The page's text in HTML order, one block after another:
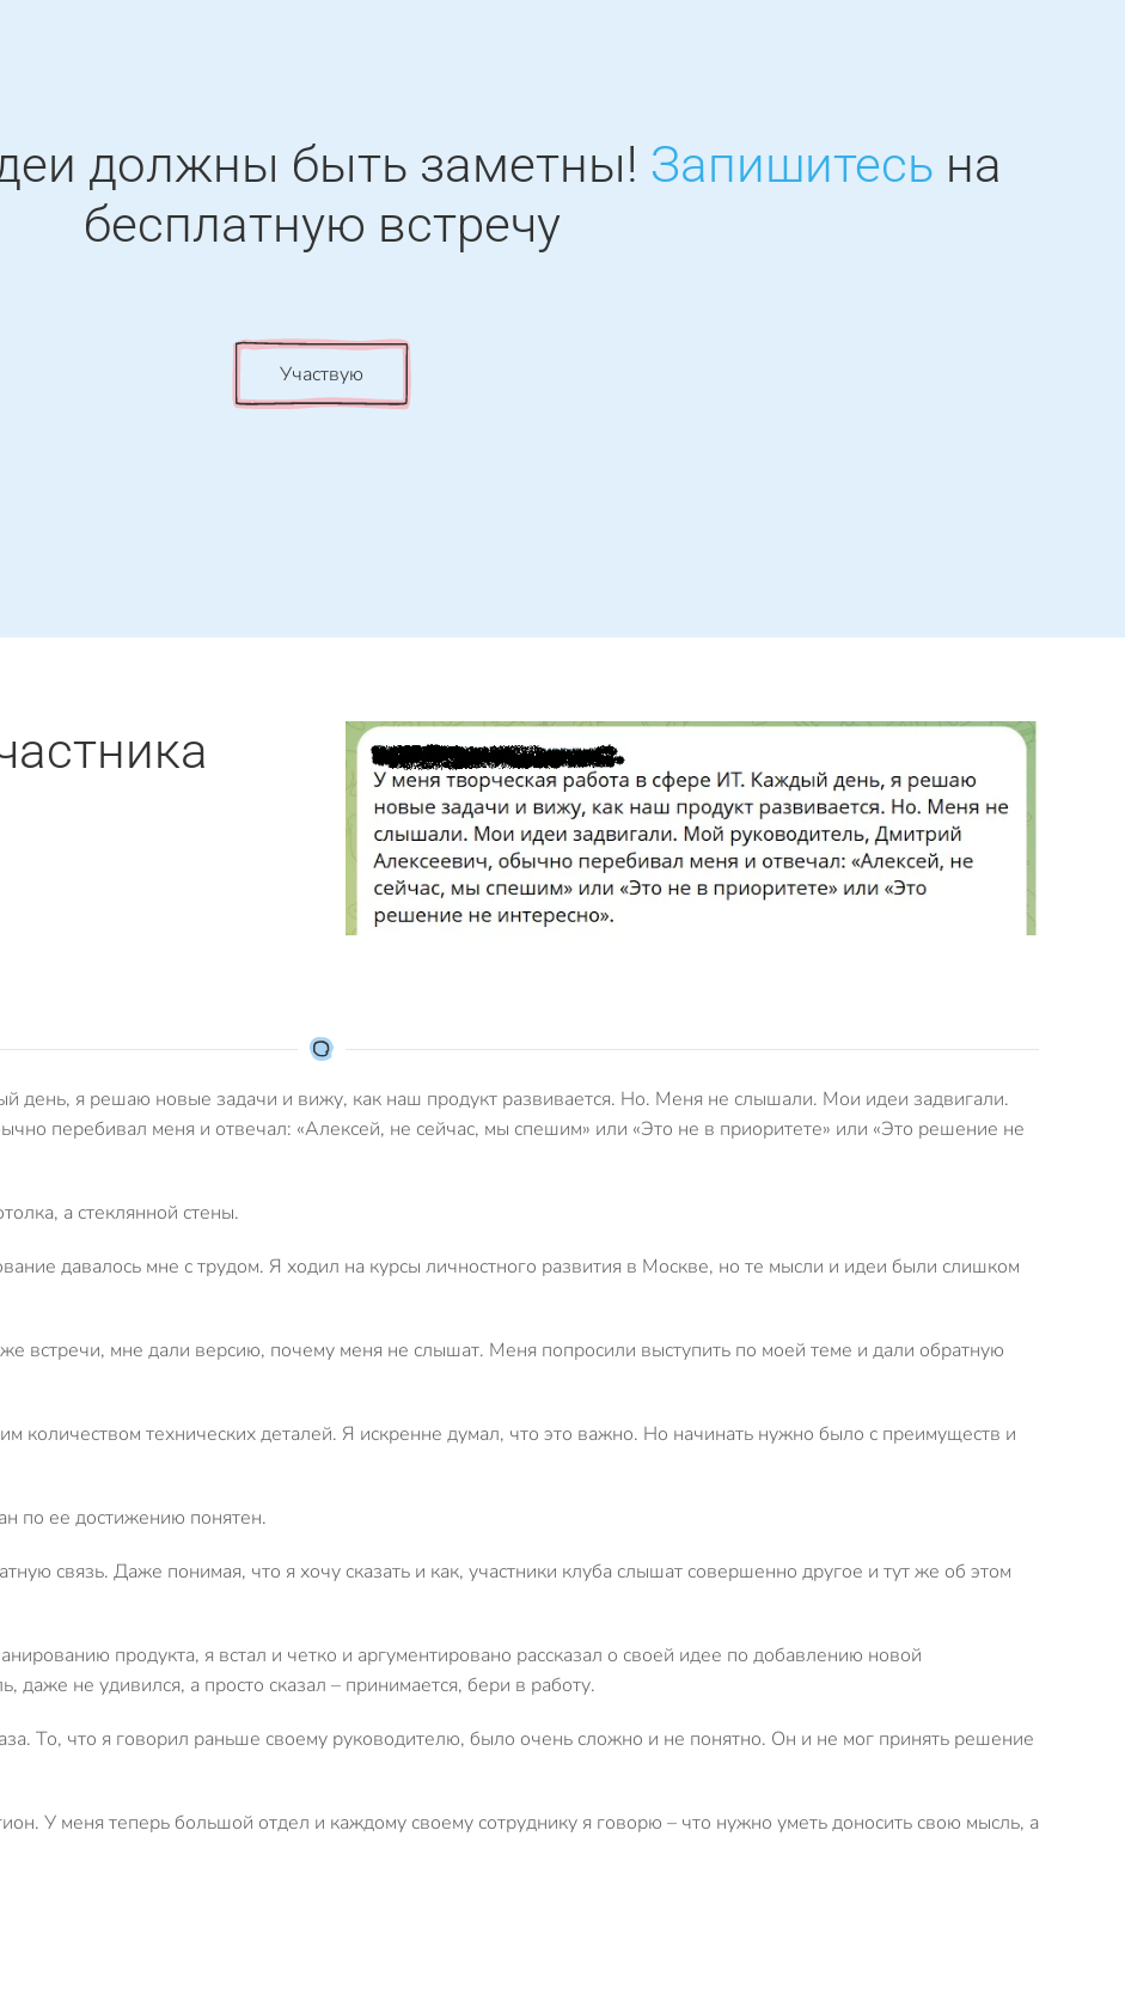
должны быть заметны! Запишитесь на
бесплатную встречу
Участвую
день, я решаю новые задачи и вижу, как наш продукт развивается. Но. Меня не слышали. Мои идеи задвигали.
перебивал меня и отвечал: «Алексей, не сейчас, мы спешим» или «Это не в приоритете» или «Это решение не
а стеклянной стены.
давалось мне с трудом. Я ходил на курсы личностного развития в Москве, но те мысли и идеи были слишком
встречи, мне дали версию, почему меня не слышат. Меня попросили выступить по моей теме и дали обратную
количеством технических деталей. Я искренне думал, что это важно. Но начинать нужно было с преимуществ и
по ее достижению понятен.
связь. Даже понимая, что я хочу сказать и как, участники клуба слышат совершенно другое и тут же об этом
продукта, я встал и четко и аргументировано рассказал о своей идее по добавлению новой
не удивился, а просто сказал – принимается, бери в работу.
То, что я говорил раньше своему руководителю, было очень сложно и не понятно. Он и не мог принять решение
У меня теперь большой отдел и каждому своему сотруднику я говорю – что нужно уметь доносить свою мысль, а